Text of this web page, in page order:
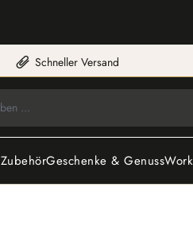
Schneller Versand
ZubehörGeschenke & Genuss